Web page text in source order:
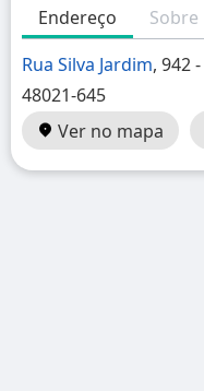
Endereço Sobre
Rua Silva Jardim, 942 -
48021-645
Ver no mapa